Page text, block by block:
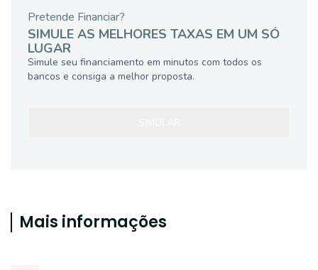
Pretende Financiar?
SIMULE AS MELHORES TAXAS EM UM SÓ
LUGAR
Simule seu financiamento em minutos com todos os
bancos e consiga a melhor proposta.
Mais informações